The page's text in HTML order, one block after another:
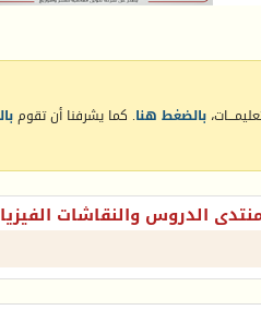
بالضغط هنا. كما يشرفنا أن تقوم
الدروس والنقاشات